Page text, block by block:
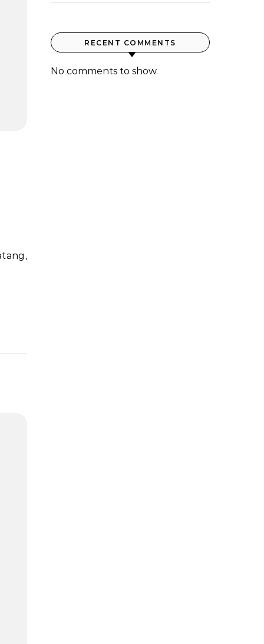
RECENT COMMENTS
No comments to show.